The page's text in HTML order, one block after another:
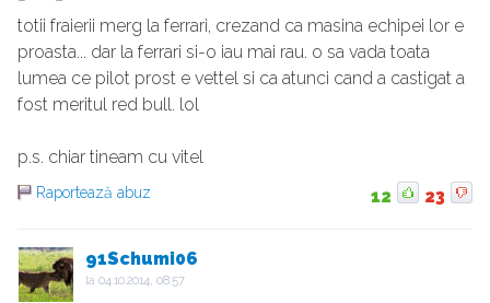
totii fraierii merg la ferrari, crezand ca masina echipei lor e
proasta... dar la ferrari si-o iau mai rau. o sa vada toata
lumea ce pilot prost e vettel si ca atunci cand a castigat a
fost meritul red bull. lol
p.s. chiar tineam cu vitel
Raportează abuz 12 23
91Schumi06
la 04.10.2014, 08:57